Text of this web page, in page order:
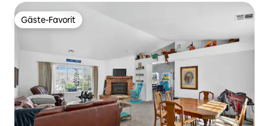
Gäste-Favorit
Gäste-Favorit